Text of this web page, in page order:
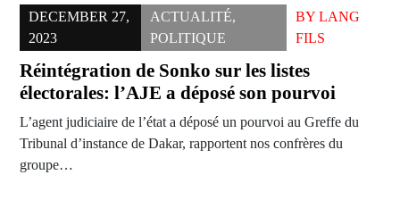
DECEMBER 27,
2023
ACTUALITÉ,
POLITIQUE
BYLANG
FILS
Réintégration de Sonko sur les listes
électorales: l’AJE a déposé son pourvoi
L’agent judiciaire de l’état a déposé un pourvoi au Greffe du
Tribunal d’instance de Dakar, rapportent nos confrères du
groupe…